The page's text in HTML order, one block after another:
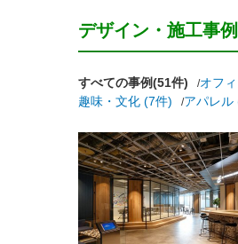
デザイン・施工事
すべての事例(51件) オフ
趣味・文化 (7件)
アパレル